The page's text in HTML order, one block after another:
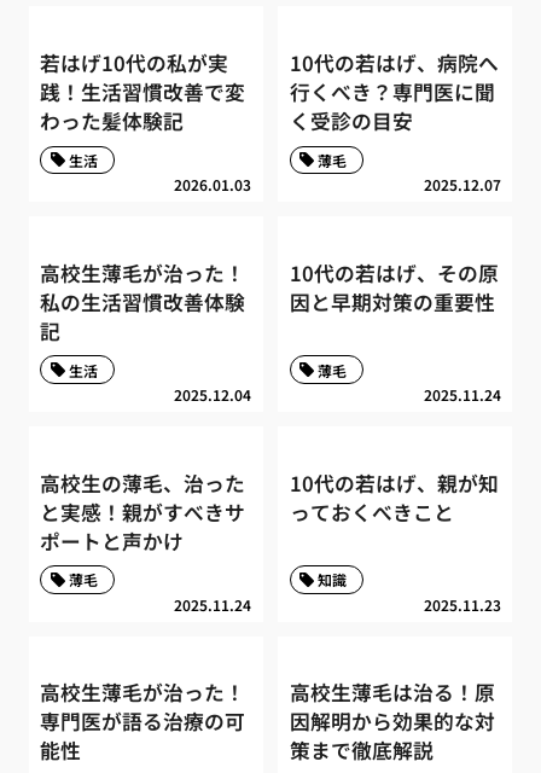
若はげ10代の私が実
践！生活習慣改善で変
わった髪体験記
2026.01.03
生活
10代の若はげ、病院へ
行くべき？専門医に聞
く受診の目安
2025.12.07
薄毛
高校生薄毛が治った！
私の生活習慣改善体験
記
2025.12.04
生活
10代の若はげ、その原
因と早期対策の重要性
2025.11.24
薄毛
高校生の薄毛、治った
と実感！親がすべきサ
ポートと声かけ
2025.11.24
薄毛
10代の若はげ、親が知
っておくべきこと
2025.11.23
知識
高校生薄毛が治った！
専門医が語る治療の可
能性
高校生薄毛は治る！原
因解明から効果的な対
策まで徹底解説